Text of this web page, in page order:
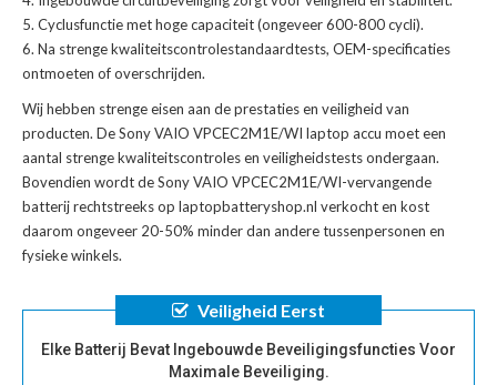
Cyclusfunctie met hoge capaciteit (ongeveer 600-800 cycli).
Na strenge kwaliteitscontrolestandaardtests, OEM-specificaties
ontmoeten of overschrijden.
Wij hebben strenge eisen aan de prestaties en veiligheid van
producten. DeSony VAIO VPCEC2M1E/WI laptop accu moet een
aantal strenge kwaliteitscontroles en veiligheidstests ondergaan.
Bovendien wordt deSony VAIO VPCEC2M1E/WI-vervangende
batterijrechtstreeks op laptopbatteryshop.nl verkocht en kost
daarom ongeveer 20-50% minder dan andere tussenpersonen en
fysieke winkels.
Veiligheid Eerst
Elke Batterij Bevat Ingebouwde Beveiligingsfuncties Voor
Maximale Beveiliging.